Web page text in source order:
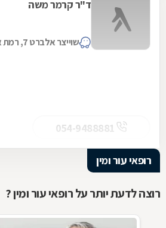
ד"ר קרמר משה
שוייצר אלברט 7, רמת אשכול (חיפה) חיפה
רופאי עור ומין
רוצה לדעת יותר על רופאי עור ומין ?